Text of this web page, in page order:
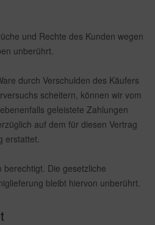
und Rechte des Kunden wegen
unberührt.
durch Verschulden des Käufers
scheitern, können wir vom
geleistete Zahlungen
auf dem für diesen Vertrag
erstattet.
Die gesetzliche
bleibt hiervon unberührt.